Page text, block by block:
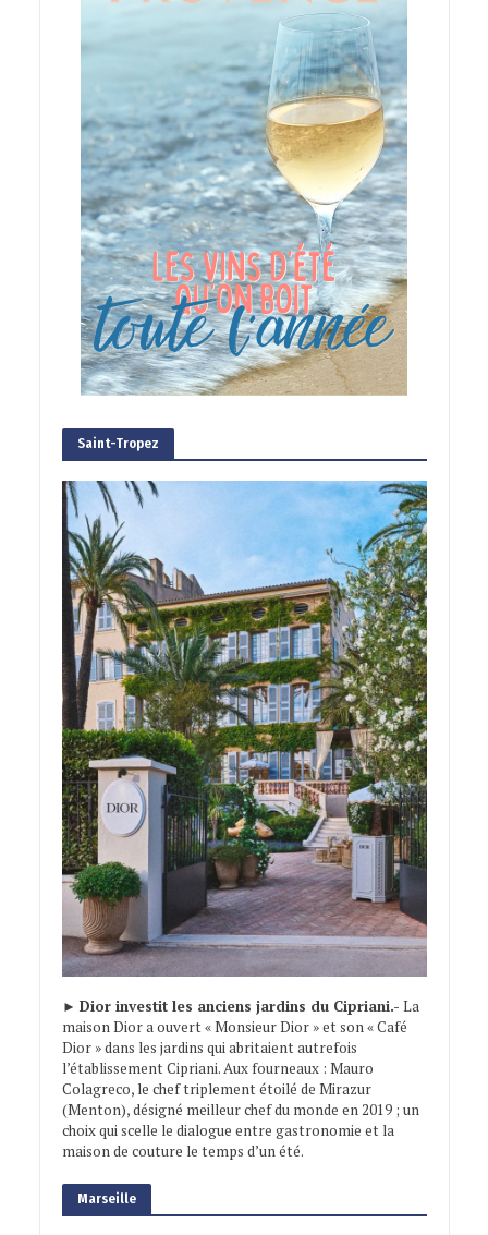
Saint-Tropez
► Dior investit les anciens jardins du Cipriani.- La
maison Dior a ouvert « Monsieur Dior » et son « Café
Dior » dans les jardins qui abritaient autrefois
l’établissement Cipriani. Aux fourneaux : Mauro
Colagreco, le chef triplement étoilé de Mirazur
(Menton), désigné meilleur chef du monde en 2019 ; un
choix qui scelle le dialogue entre gastronomie et la
maison de couture le temps d’un été.
Marseille